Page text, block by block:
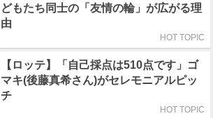
どもたち同士の「友情の輪」が広がる理
由
HOT TOPIC
【ロッテ】「自己採点は510点です」ゴ
マキ(後藤真希さん)がセレモニアルピッ
チ
HOT TOPIC